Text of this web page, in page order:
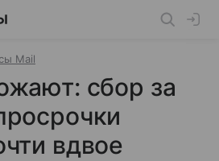
Mail
сбор за
вдвое